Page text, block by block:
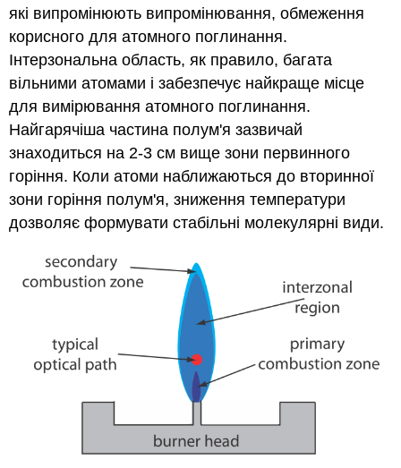
які випромінюють випромінювання, обмеження
корисного для атомного поглинання.
Інтерзональна область, як правило, багата
вільними атомами і забезпечує найкраще місце
для вимірювання атомного поглинання.
Найгарячіша частина полум'я зазвичай
знаходиться на 2-3 см вище зони первинного
горіння. Коли атоми наближаються до вторинної
зони горіння полум'я, зниження температури
дозволяє формувати стабільні молекулярні види.